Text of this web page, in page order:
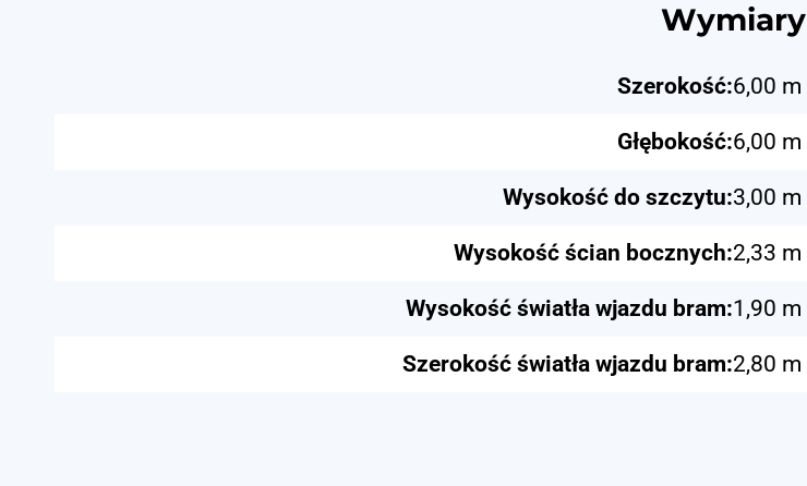
Wymiary
Szerokość:6,00 m
Głębokość:6,00 m
Wysokość do szczytu:3,00 m
Wysokość ścian bocznych:2,33 m
Wysokość światła wjazdu bram:1,90 m
Szerokość światła wjazdu bram:2,80 m